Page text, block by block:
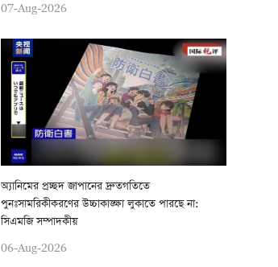
07-Aug-2026
অ্যানিমের প্রচ্ছদ জাপানের দ্রুতগতিতে
পুনঃসামরিকীকরণের উচ্চাকাঙ্ক্ষা লুকাতে পারছে না:
সিএমজি সম্পাদকীয়
06-Aug-2026